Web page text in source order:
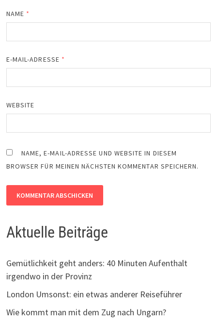
NAME *
E-MAIL-ADRESSE *
WEBSITE
NAME, E-MAIL-ADRESSE UND WEBSITE IN DIESEM
BROWSER FÜR MEINEN NÄCHSTEN KOMMENTAR SPEICHERN.
Aktuelle Beiträge
Gemütlichkeit geht anders: 40 Minuten Aufenthalt
irgendwo in der Provinz
London Umsonst: ein etwas anderer Reiseführer
Wie kommt man mit dem Zug nach Ungarn?